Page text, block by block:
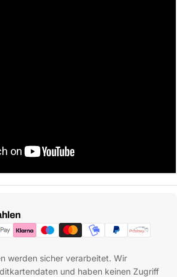
werden sicher verarbeitet. Wir
und haben keinen Zugriff